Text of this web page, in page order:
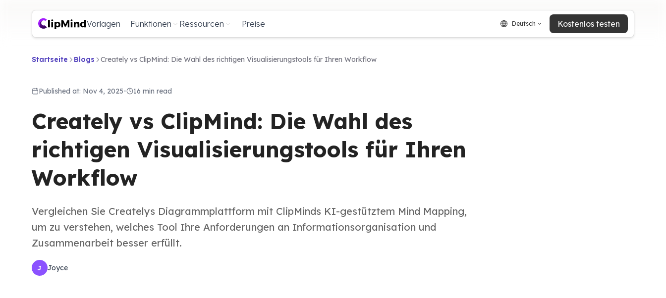
Vorlagen Funktionen Ressourcen Preise Deutsch Kostenlos testen
Startseite Blogs Creately vs ClipMind: Die Wahl des richtigen Visualisierungstools für Ihren Workflow
Published at: Nov 4, 2025• 16 min read
Creately vs ClipMind: Die Wahl des
richtigen Visualisierungstools für Ihren
Workflow
Vergleichen Sie Createlys Diagrammplattform mit ClipMinds KI-gestütztem Mind Mapping,
um zu verstehen, welches Tool Ihre Anforderungen an Informationsorganisation und
Zusammenarbeit besser erfüllt.
J Joyce